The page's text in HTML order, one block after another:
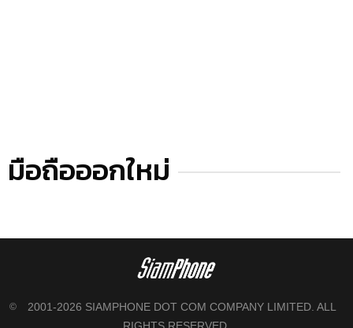
มือถือออกใหม่
©
2001-2026 SIAMPHONE DOT COM COMPANY LIMITED. ALL